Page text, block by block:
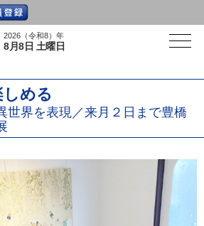
2026（令和8）年
8月8日 土曜日
める
世界を表現／来月２日まで豊橋